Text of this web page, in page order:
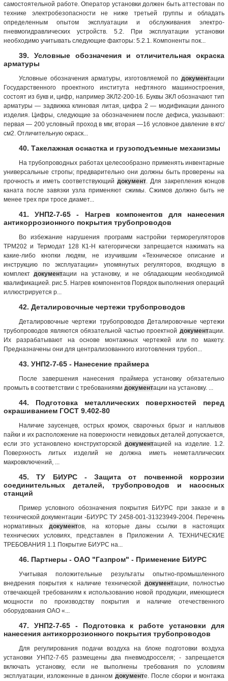
самостоятельной работе. Оператор установки должен быть аттестован по
технике электробезопасности не ниже третьей группы и обладать
определенным опытом эксплуатации и обслуживания электро-
пневмогидравлических устройств. 5.2. При эксплуатации установки
необходимо учитывать следующие факторы: 5.2.1. Компоненты пок...
39. Условные обозначения и отличительная окраска
арматуры
Условные обозначения арматуры, изготовляемой по документации
Государственного проектного института нефтяного машиностроения,
состоят из букв и, цифр, например ЗКЛ2-200-16. Буквы ЗКЛ обозначают тип
арматуры — задвижка клиновая литая, цифра 2 — модификации данного
изделия. Цифры, следующие за обозначением после дефиса, указывают:
первая — 200 условный проход в мм; вторая —16 условное давление в кгс/
см2. Отличительную окраск...
40. Такелажная оснастка и грузоподъемные механизмы
На трубопроводных работах целесообразно применять инвентарные
универсальные стропы; предварительно они должны быть проверены на
прочность и иметь соответствующийдокумент . Для закрепления концов
каната после завязки узла применяют сжимы. Сжимов должно быть не
менее трех при тросе диамет...
41. УНП2-7-65 - Нагрев компонентов для нанесения
антикоррозионного покрытия трубопроводов
Во избежание нарушения программ настройки терморегуляторов
ТРМ202 и Термодат 128 К1-Н категорически запрещается нажимать на
какие-либо кнопки людям, не изучившим «Техническое описание и
инструкцию по эксплуатации» упомянутых регуляторов, входящую в
комплектдокументации на установку, и не обладающим необходимой
квалификацией. рис.5. Нагрев компонентов Порядок выполнения операций
иллюстрируется р...
42. Деталировочные чертежи трубопроводов
Деталировочные чертежи трубопроводов Деталировочные чертежи
трубопроводов являются обязательной частью проектной документации.
Их разрабатывают на основе монтажных чертежей или по макету.
Предназначены они для централизованного изготовления трубоп...
43. УНП2-7-65 - Нанесение праймера
После завершения нанесения праймера установку обязательно
промыть в соответствии с требованиями документации на установку. ...
44. Подготовка металлических поверхностей перед
окрашиванием ГОСТ 9.402-80
Наличие заусенцев, острых кромок, сварочных брызг и наплывов
пайки и их расположение на поверхности невидовых деталей допускается,
если это установлено конструкторскойдокументацией на изделие. 1.2.
Поверхность литых изделий не должна иметь неметаллических
макровключений, ...
45. ТУ БИУРС - Защита от почвенной коррозии
соединительных деталей, трубопроводов и насосных
станций
Пример условного обозначения покрытия БИУРС при заказе и в
технической документации -БИУРС ТУ 2458-001-31323949-2004. Перечень
нормативных документов, на которые даны ссылки в настоящих
технических условиях, представлен в Приложении А. ТЕХНИЧЕСКИЕ
ТРЕБОВАНИЯ 1.1 Покрытие БИУРС на...
46. Партнеры - ОАО "Газпром" - Применение БИУРС
Учитывая положительные результаты опытно-промышленного
внедрения покрытия к наличие технической документации, полностью
отвечающей требованиям к использованию новой продукции, имеющиеся
мощности по производству покрытия и наличие отечественного
оборудования ОАО «...
47. УНП2-7-65 - Подготовка к работе установки для
нанесения антикоррозионного покрытия трубопроводов
Для регулирования подачи воздуха на блоке подготовки воздуха
установки УНП2-7-65 размещены два пневмодросселя; - запрещается
включать установку, если не выполнены требования по условиям
эксплуатации, изложенные в данном документе. После сборки и монтажа